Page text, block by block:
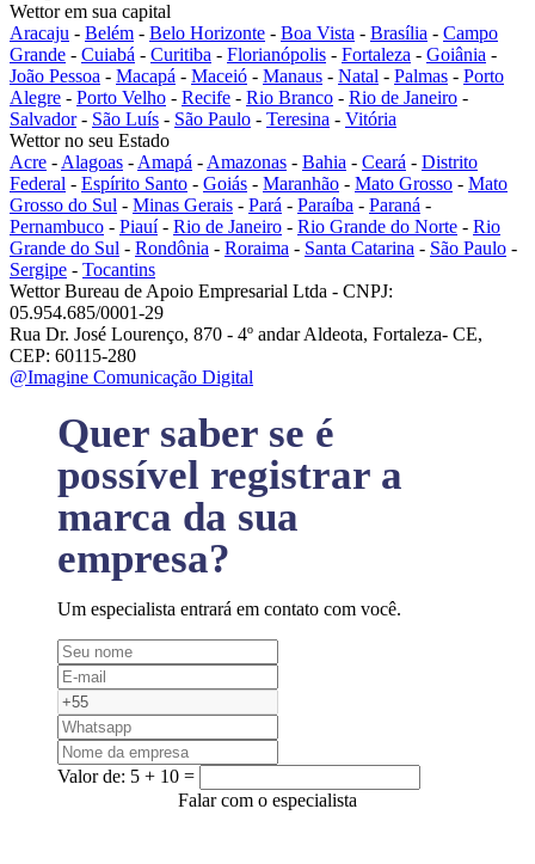
Wettor em sua capital
Aracaju - Belém - Belo Horizonte - Boa Vista - Brasília - Campo
Grande - Cuiabá - Curitiba - Florianópolis - Fortaleza - Goiânia -
João Pessoa - Macapá - Maceió - Manaus - Natal - Palmas - Porto
Alegre - Porto Velho - Recife - Rio Branco - Rio de Janeiro -
Salvador- São Luís - São Paulo - Teresina - Vitória
Wettor no seu Estado
Acre - Alagoas - Amapá - Amazonas - Bahia - Ceará - Distrito
Federal - Espírito Santo - Goiás - Maranhão - Mato Grosso - Mato
Grosso do Sul - Minas Gerais - Pará - Paraíba - Paraná -
Pernambuco - Piauí- Rio de Janeiro - Rio Grande do Norte - Rio
Grande do Sul - Rondônia - Roraima - Santa Catarina - São Paulo -
Sergipe - Tocantins
Wettor Bureau de Apoio Empresarial Ltda - CNPJ:
05.954.685/0001-29
Rua Dr. José Lourenço, 870 - 4º andar Aldeota, Fortaleza- CE,
CEP: 60115-280
@Imagine Comunicação Digital
Quer saber se é
possível registrar a
marca da sua
empresa?
Um especialista entrará em contato com você.
Valor de: 5 + 10 =
Falar com o especialista